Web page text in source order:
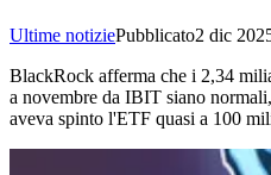
Ultime notiziePubblicato2 dic
BlackRock afferma che i 2,34
a novembre da IBIT siano
aveva spinto l'ETF quasi a 100